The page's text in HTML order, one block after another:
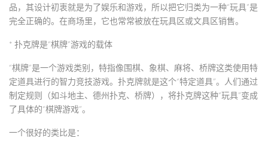
品，其设计初衷就是为了娱乐和游戏，所以把它归类为一种“玩具”是
完全正确的。在商场里，它也常常被放在玩具区或文具区销售。
* 扑克牌是“棋牌”游戏的载体
“棋牌”是一个游戏类别，特指像围棋、象棋、麻将、桥牌这类使用特
定道具进行的智力竞技游戏。扑克牌就是这个“特定道具”。人们通过
制定规则（如斗地主、德州扑克、桥牌），将扑克牌这种“玩具”变成
了具体的“棋牌游戏”。
一个很好的类比是：